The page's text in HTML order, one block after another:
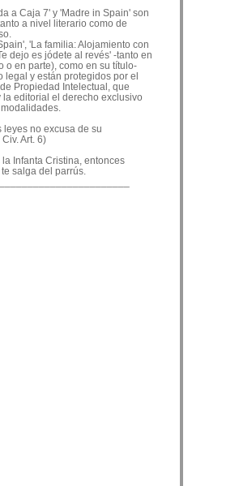
a Caja 7' y 'Madre in Spain' son
a nivel literario como de
'La familia: Alojamiento con
dejo es jódete al revés' -tanto en
o en parte), como en su título-
legal y están protegidos por el
Propiedad Intelectual, que
la editorial el derecho exclusivo
no excusa de su
Art. 6)
la Infanta Cristina, entonces
salga del parrús.